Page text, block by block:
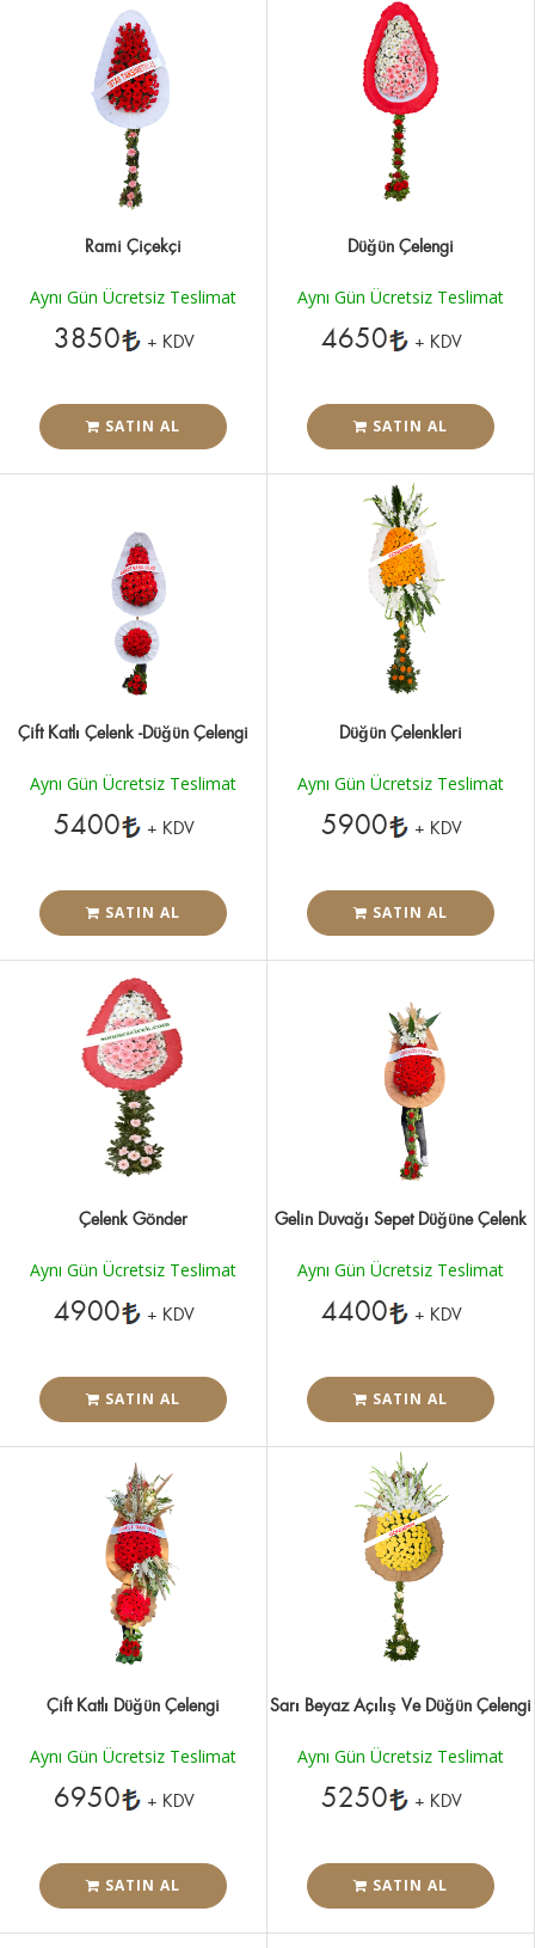
Rami Çiçekçi
Aynı Gün Ücretsiz Teslimat
3850 + KDV
SATIN AL
Düğün Çelengi
Aynı Gün Ücretsiz Teslimat
4650 + KDV
SATIN AL
Çift Katlı Çelenk -Düğün Çelengi
Aynı Gün Ücretsiz Teslimat
5400 + KDV
SATIN AL
Düğün Çelenkleri
Aynı Gün Ücretsiz Teslimat
5900 + KDV
SATIN AL
Çelenk Gönder
Aynı Gün Ücretsiz Teslimat
4900 + KDV
SATIN AL
Gelin Duvağı Sepet Düğüne Çelenk
Aynı Gün Ücretsiz Teslimat
4400 + KDV
SATIN AL
Çift Katlı Düğün Çelengi
Aynı Gün Ücretsiz Teslimat
6950 + KDV
SATIN AL
Sarı Beyaz Açılış Ve Düğün Çelengi
Aynı Gün Ücretsiz Teslimat
5250 + KDV
SATIN AL